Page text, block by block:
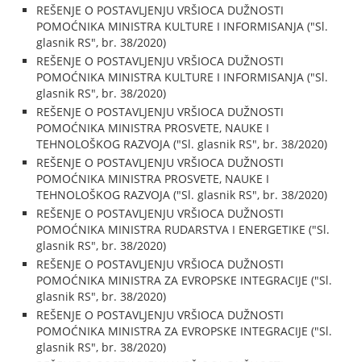
REŠENJE O POSTAVLJENJU VRŠIOCA DUŽNOSTI
POMOĆNIKA MINISTRA KULTURE I INFORMISANJA ("Sl.
glasnik RS", br. 38/2020)
REŠENJE O POSTAVLJENJU VRŠIOCA DUŽNOSTI
POMOĆNIKA MINISTRA KULTURE I INFORMISANJA ("Sl.
glasnik RS", br. 38/2020)
REŠENJE O POSTAVLJENJU VRŠIOCA DUŽNOSTI
POMOĆNIKA MINISTRA PROSVETE, NAUKE I
TEHNOLOŠKOG RAZVOJA ("Sl. glasnik RS", br. 38/2020)
REŠENJE O POSTAVLJENJU VRŠIOCA DUŽNOSTI
POMOĆNIKA MINISTRA PROSVETE, NAUKE I
TEHNOLOŠKOG RAZVOJA ("Sl. glasnik RS", br. 38/2020)
REŠENJE O POSTAVLJENJU VRŠIOCA DUŽNOSTI
POMOĆNIKA MINISTRA RUDARSTVA I ENERGETIKE ("Sl.
glasnik RS", br. 38/2020)
REŠENJE O POSTAVLJENJU VRŠIOCA DUŽNOSTI
POMOĆNIKA MINISTRA ZA EVROPSKE INTEGRACIJE ("Sl.
glasnik RS", br. 38/2020)
REŠENJE O POSTAVLJENJU VRŠIOCA DUŽNOSTI
POMOĆNIKA MINISTRA ZA EVROPSKE INTEGRACIJE ("Sl.
glasnik RS", br. 38/2020)